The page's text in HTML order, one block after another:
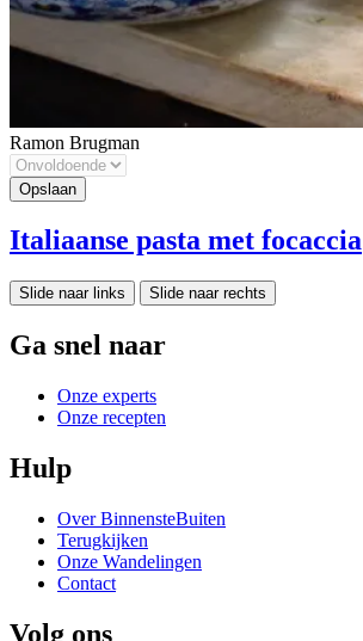
Ramon Brugman
Italiaanse pasta met focaccia
Slide naar links Slide naar rechts
Ga snel naar
Onze experts
Onze recepten
Hulp
Over BinnensteBuiten
Terugkijken
Onze Wandelingen
Contact
Volg ons